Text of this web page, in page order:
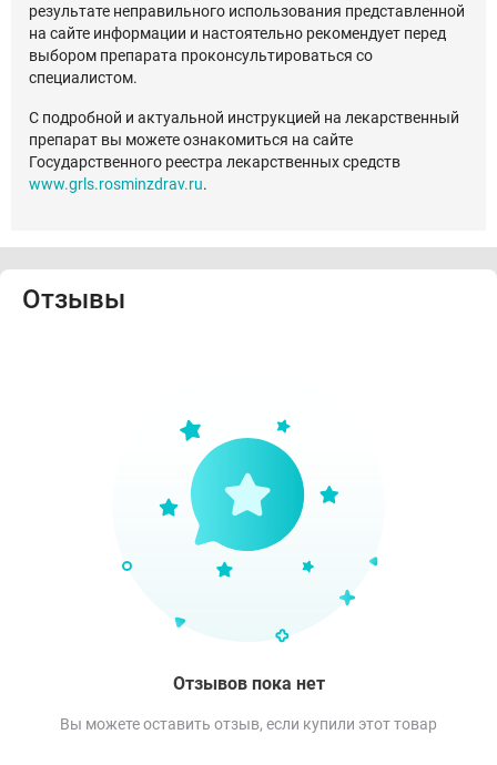
результате неправильного использования представленной
на сайте информации и настоятельно рекомендует перед
выбором препарата проконсультироваться со
специалистом.
С подробной и актуальной инструкцией на лекарственный
препарат вы можете ознакомиться на сайте
Государственного реестра лекарственных средств
www.grls.rosminzdrav.ru.
Отзывы
Отзывов пока нет
Вы можете оставить отзыв, если купили этот товар